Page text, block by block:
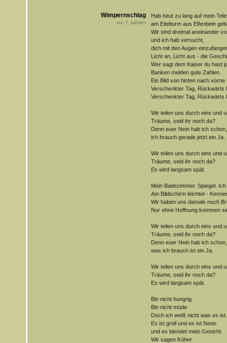
Wimpernschlag
vor 7 Jahren
Hab heut zu lang auf mein
am Eitelturm aus Elfenbein
Wir sind dreimal aneinander
und ich hab versucht,
dich mit den Augen
Licht an, Licht aus - die
Wer sagt dem Kaiser du hast
Banken melden gute Zahlen.
Ein Bild von hinten nach vorne
Verschenkter Tag, Rückwärts
Verschenkter Tag, Rückwärts
Wir teilen uns durch eins und
Träume, seid ihr noch da?
Denn euer Nein hab ich schon,
ich brauch gerade jetzt ein Ja.
Wir teilen uns durch eins und
Träume, seid ihr noch da?
Es wird langsam spät.
Mein Badezimmer. Spiegel.
Am Bildschirm leichtet -
Wir haben uns damals noch
Nur ohne Hoffnung kommen
Wir teilen uns durch eins und
Träume, seid ihr noch da?
Denn euer Nein hab ich schon,
was ich brauch ist ein Ja.
Wir teilen uns durch eins und
Träume, seid ihr noch da?
Es wird langsam spät.
Bin nicht hungrig
Bin nicht müde
Doch ich weiß nicht was es ist.
Es ist grell und es ist Neon
und es blendet mein Gesicht.
Wir sagen früher